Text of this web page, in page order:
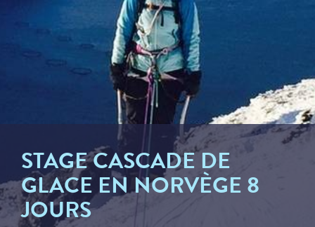
STAGE CASCADE DE
GLACE EN NORVÈGE 8
JOURS